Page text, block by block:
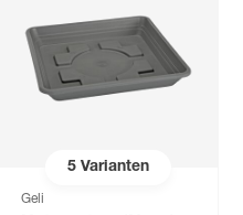
5Varianten
Geli